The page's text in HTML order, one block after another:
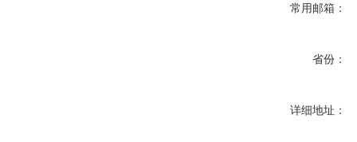
常用邮箱：
省份：
详细地址：